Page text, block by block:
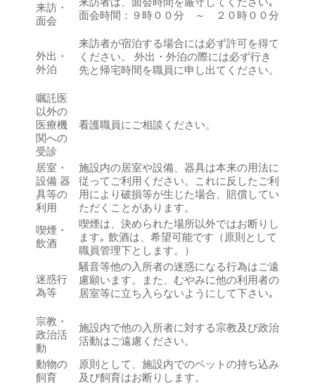
来訪・
面会
面会時間：９時００分 ～ ２０時００分
外出・
外泊
来訪者が宿泊する場合には必ず許可を得て
ください。 外出・外泊の際には必ず行き
先と帰宅時間を職員に申し出てください。
嘱託医
以外の
医療機
関への
受診
看護職員にご相談ください。
居室・
設備 器
具等の
利用
施設内の居室や設備、器具は本来の用法に
従ってご利用ください。これに反したご利
用により破損等が生じた場合、賠償してい
ただくことがあります。
喫煙・
飲酒
喫煙は、決められた場所以外ではお断りし
ます｡ 飲酒は、希望可能です（原則として
職員管理下とします。）
迷惑行
為等
騒音等他の入所者の迷惑になる行為はご遠
慮願います。また、むやみに他の利用者の
居室等に立ち入らないようにして下さい｡
宗教・
政治活
動
施設内で他の入所者に対する宗教及び政治
活動はご遠慮ください。
動物の
飼育
原則として、施設内でのペットの持ち込み
及び飼育はお断りします。